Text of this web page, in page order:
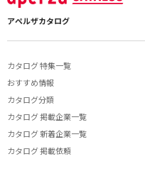
アペルザカタログ
カタログ 特集一覧
おすすめ情報
カタログ分類
カタログ 掲載企業一覧
カタログ 新着企業一覧
カタログ 掲載依頼